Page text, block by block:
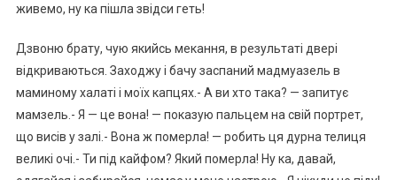
живемо, ну ка пішла звідси геть!
Дзвоню брату, чую якийсь мекання, в результаті двері
відкриваються. Заходжу і бачу заспаний мадмуазель в
маминому халаті і моїх капцях.- А ви хто така? — запитує
мамзель.- Я — це вона! — показую пальцем на свій портрет,
що висів у залі.- Вона ж померла! — робить ця дурна телиця
великі очі.- Ти під кайфом? Який померла! Ну ка, давай,